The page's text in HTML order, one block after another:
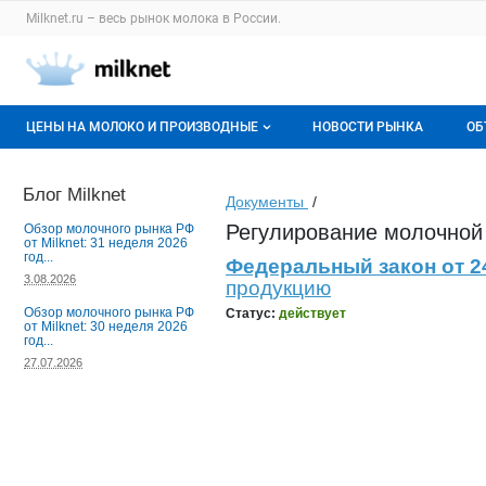
Раздел навигации по сайту milknet.ru
Milknet.ru – весь рынок молока в России.
Авторизация и меню пользователя
Навигация по разделам сайта milknet.ru
ЦЕНЫ НА МОЛОКО И ПРОИЗВОДНЫЕ
О мониторингах
Актуальные мониторинги
Динамика цен
Отзывы
НОВОСТИ РЫНКА
Документы /
Регулирование
Федеральный закон от
продукцию
Статус: действует
Блог Milknet
Обзор молочного рынка РФ
от Milknet: 31 неделя 2026
год...
3.08.2026
Обзор молочного рынка РФ
от Milknet: 30 неделя 2026
год...
27.07.2026